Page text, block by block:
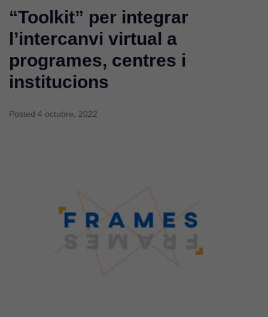
“Toolkit” per integrar
l’intercanvi virtual a
programes, centres i
institucions
Posted 4 octubre, 2022